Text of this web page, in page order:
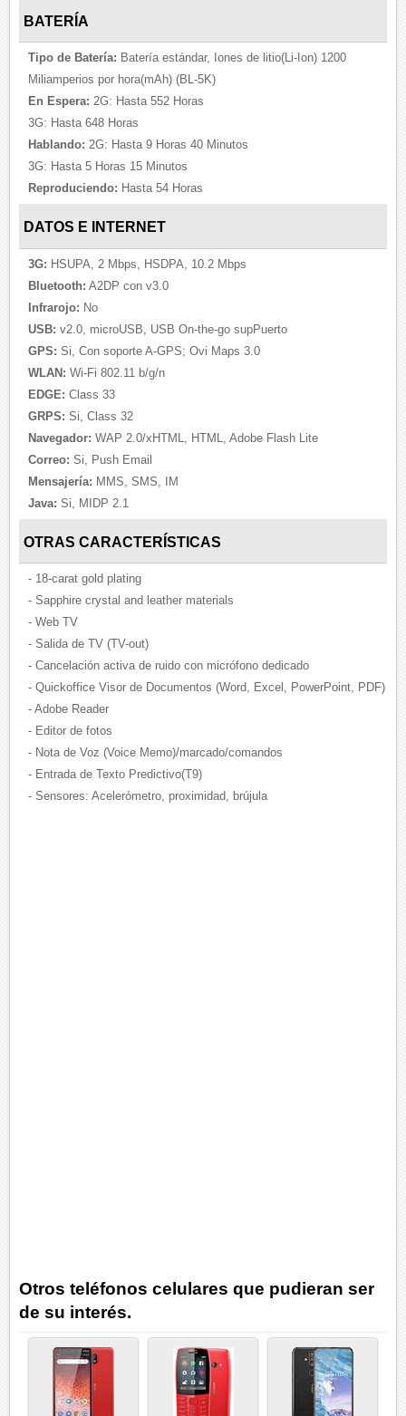
BATERÍA
Tipo de Batería: Batería estándar, Iones de litio(Li-Ion) 1200
Miliamperios por hora(mAh) (BL-5K)
En Espera: 2G: Hasta 552 Horas
3G: Hasta 648 Horas
Hablando: 2G: Hasta 9 Horas 40 Minutos
3G: Hasta 5 Horas 15 Minutos
Reproduciendo: Hasta 54 Horas
DATOS E INTERNET
3G: HSUPA, 2 Mbps, HSDPA, 10.2 Mbps
Bluetooth: A2DP con v3.0
Infrarojo: No
USB: v2.0, microUSB, USB On-the-go supPuerto
GPS: Si, Con soporte A-GPS; Ovi Maps 3.0
WLAN: Wi-Fi 802.11 b/g/n
EDGE: Class 33
GRPS: Si, Class 32
Navegador: WAP 2.0/xHTML, HTML, Adobe Flash Lite
Correo: Si, Push Email
Mensajería: MMS, SMS, IM
Java: Si, MIDP 2.1
OTRAS CARACTERÍSTICAS
- 18-carat gold plating
- Sapphire crystal and leather materials
- Web TV
- Salida de TV (TV-out)
- Cancelación activa de ruido con micrófono dedicado
- Quickoffice Visor de Documentos (Word, Excel, PowerPoint, PDF)
- Adobe Reader
- Editor de fotos
- Nota de Voz (Voice Memo)/marcado/comandos
- Entrada de Texto Predictivo(T9)
- Sensores: Acelerómetro, proximidad, brújula
Otros teléfonos celulares que pudieran ser
de su interés.